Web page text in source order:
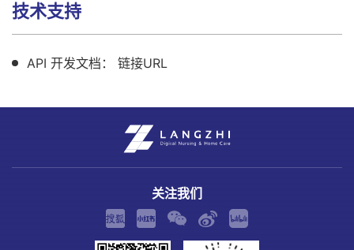
技术支持
API 开发文档： 链接URL
关注我们